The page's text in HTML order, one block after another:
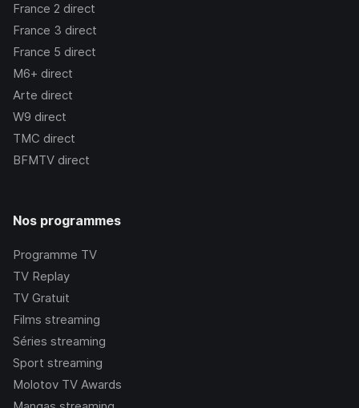
France 2 direct
France 3 direct
France 5 direct
M6+ direct
Arte direct
W9 direct
TMC direct
BFMTV direct
Nos programmes
Programme TV
TV Replay
TV Gratuit
Films streaming
Séries streaming
Sport streaming
Molotov TV Awards